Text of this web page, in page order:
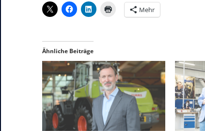
Mehr
Ähnliche Beiträge